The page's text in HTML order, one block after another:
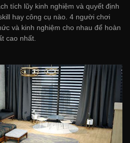
tích lũy kinh nghiệm và quyết định
hay công cụ nào. 4 người chơi
và kinh nghiệm cho nhau để hoàn
cao nhất.